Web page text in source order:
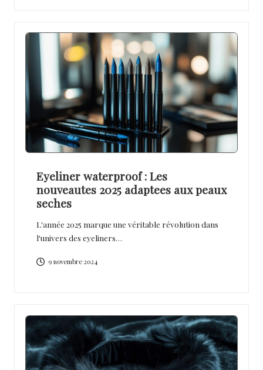
Eyeliner waterproof : Les
nouveautes 2025 adaptees aux peaux
seches
L'année 2025 marque une véritable révolution dans
l'univers des eyeliners…
9 novembre 2024